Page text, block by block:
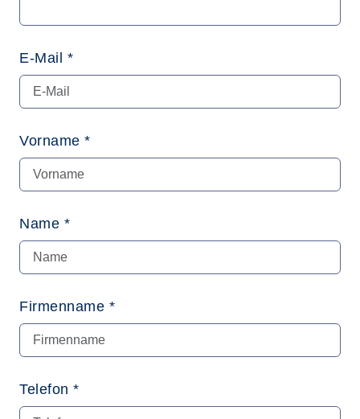
E-Mail *
Vorname *
Name *
Firmenname *
Telefon *